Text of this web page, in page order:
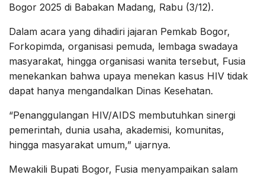
Bogor 2025 di Babakan Madang, Rabu (3/12).
Dalam acara yang dihadiri jajaran Pemkab Bogor,
Forkopimda, organisasi pemuda, lembaga swadaya
masyarakat, hingga organisasi wanita tersebut, Fusia
menekankan bahwa upaya menekan kasus HIV tidak
dapat hanya mengandalkan Dinas Kesehatan.
“Penanggulangan HIV/AIDS membutuhkan sinergi
pemerintah, dunia usaha, akademisi, komunitas,
hingga masyarakat umum,” ujarnya.
Mewakili Bupati Bogor, Fusia menyampaikan salam